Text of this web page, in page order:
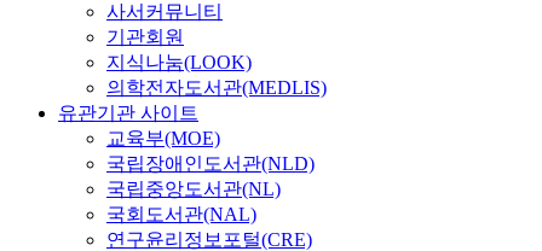
사서커뮤니티
기관회원
지식나눔(LOOK)
의학전자도서관(MEDLIS)
유관기관 사이트
교육부(MOE)
국립장애인도서관(NLD)
국립중앙도서관(NL)
국회도서관(NAL)
연구윤리정보포털(CRE)